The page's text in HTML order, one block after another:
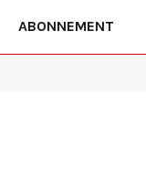
ABONNEMENT